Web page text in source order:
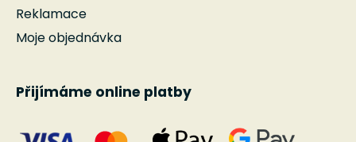
Reklamace
Moje objednávka
Přijímáme online platby